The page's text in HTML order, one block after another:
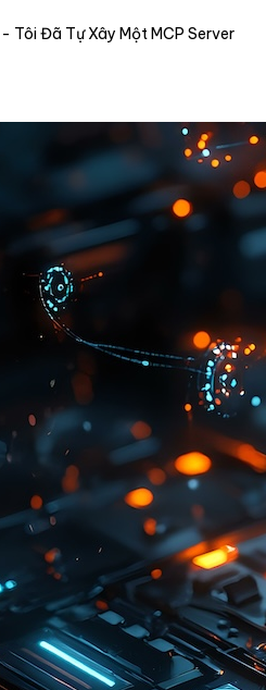
Tôi Đã Tự Xây Một MCP Server